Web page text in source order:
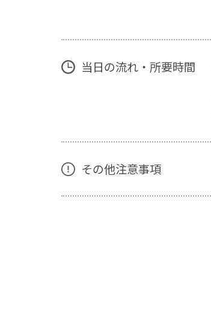
当日の流れ・所要時間
その他注意事項